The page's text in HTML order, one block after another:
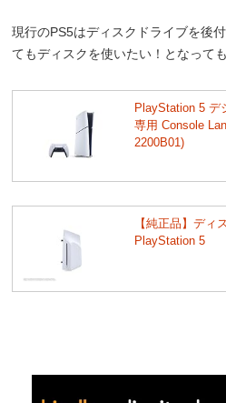
現行のPS5はディスクドライブを後
てもディスクを使いたい！となって
PlayStation 5 デ
専用 Console
2200B01)
【純正品】ディ
PlayStation 5